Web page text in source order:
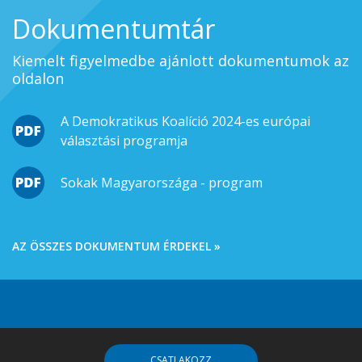
Dokumentumtár
Kiemelt figyelmedbe ajánlott dokumentumok az
oldalon
A Demokratikus Koalíció 2024-es európai
választási programja
Sokak Magyarországa - program
AZ ÖSSZES DOKUMENTUM ÉRDEKEL »